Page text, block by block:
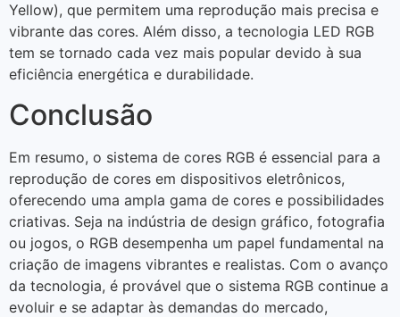
Yellow), que permitem uma reprodução mais precisa e
vibrante das cores. Além disso, a tecnologia LED RGB
tem se tornado cada vez mais popular devido à sua
eficiência energética e durabilidade.
Conclusão
Em resumo, o sistema de cores RGB é essencial para a
reprodução de cores em dispositivos eletrônicos,
oferecendo uma ampla gama de cores e possibilidades
criativas. Seja na indústria de design gráfico, fotografia
ou jogos, o RGB desempenha um papel fundamental na
criação de imagens vibrantes e realistas. Com o avanço
da tecnologia, é provável que o sistema RGB continue a
evoluir e se adaptar às demandas do mercado,